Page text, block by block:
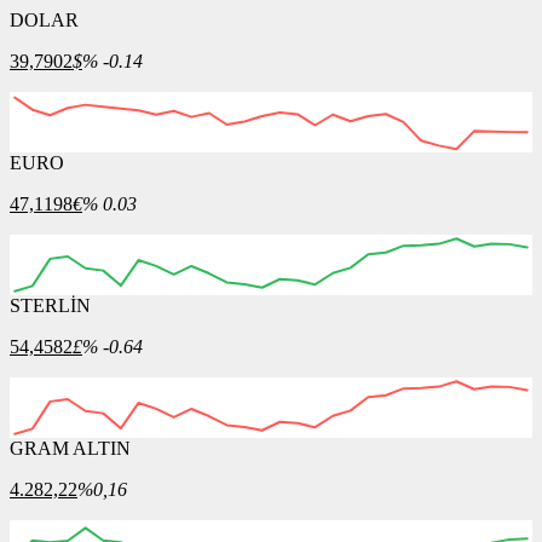
DOLAR
39,7902$% -0.14
12:00
EURO
47,1198€% 0.03
12:00
STERLİN
54,4582£% -0.64
12:00 13:00
GRAM ALTIN
4.282,22%0,16